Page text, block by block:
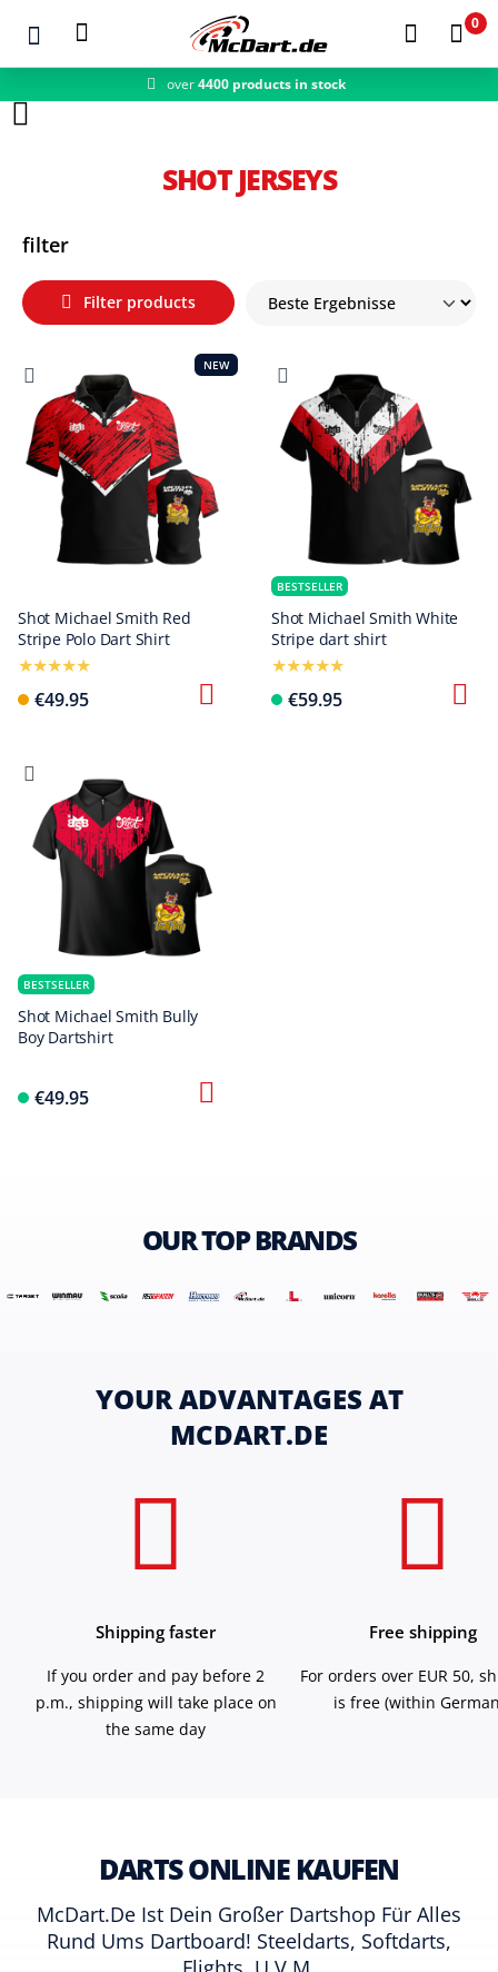
Zum Hauptinhalt springen
0
over4400 products in stock
SHOT JERSEYS
filter
Filter products
NEW
Shot Michael Smith Red
Stripe Polo Dart Shirt
€49.95
BESTSELLER
Shot Michael Smith White
Stripe dart shirt
€59.95
BESTSELLER
Shot Michael Smith Bully
Boy Dartshirt
€49.95
OUR TOP BRANDS
YOUR ADVANTAGES AT
MCDART.DE
Shipping faster
If you order and pay before 2
p.m., shipping will take place on
the same day
Free shipping
For orders over EUR 50,
is free (within
DARTS ONLINE KAUFEN
McDart.de Ist Dein Großer Dartshop Für Alles
Rund Ums Dartboard! Steeldarts, Softdarts,